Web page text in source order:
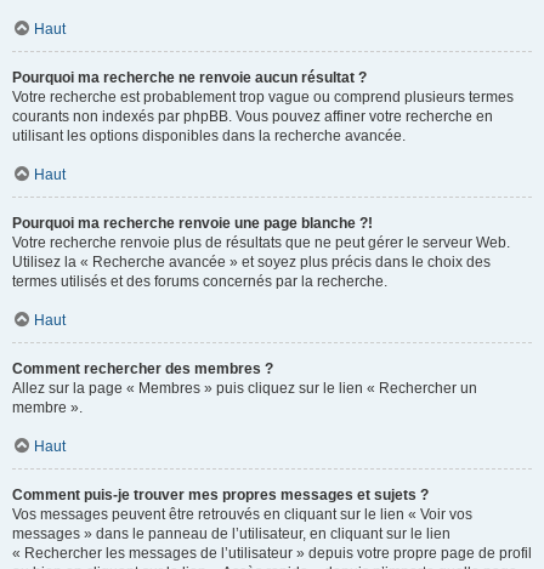
Haut
Pourquoi ma recherche ne renvoie aucun résultat ?
Votre recherche est probablement trop vague ou comprend plusieurs termes
courants non indexés par phpBB. Vous pouvez affiner votre recherche en
utilisant les options disponibles dans la recherche avancée.
Haut
Pourquoi ma recherche renvoie une page blanche ?!
Votre recherche renvoie plus de résultats que ne peut gérer le serveur Web.
Utilisez la « Recherche avancée » et soyez plus précis dans le choix des
termes utilisés et des forums concernés par la recherche.
Haut
Comment rechercher des membres ?
Allez sur la page « Membres » puis cliquez sur le lien « Rechercher un
membre ».
Haut
Comment puis-je trouver mes propres messages et sujets ?
Vos messages peuvent être retrouvés en cliquant sur le lien « Voir vos
messages » dans le panneau de l’utilisateur, en cliquant sur le lien
« Rechercher les messages de l’utilisateur » depuis votre propre page de profil